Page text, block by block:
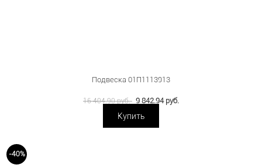
Подвеска 01П1113913
16 404.90 руб. 9 842.94 руб.
Купить
-40%